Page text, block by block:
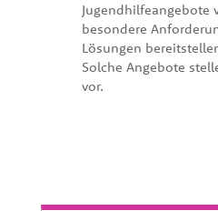
Jugendhilfeangebote
besondere
Lösungen
Solche Angebote
vor.